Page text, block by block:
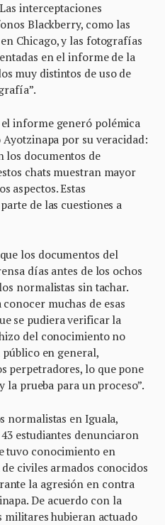
interceptaciones
Blackberry, como las
Chicago, y las fotografías
en el informe de la
muy distintos de uso de
informe generó polémica
por su veracidad:
los documentos de
chats muestran mayor
aspectos. Estas
de las cuestiones a
los documentos del
días antes de los ochos
normalistas sin tachar.
muchas de esas
se pudiera verificar la
del conocimiento no
público en general,
perpetradores, lo que pone
prueba para un proceso”.
normalistas en Iguala,
estudiantes denunciaron
tuvo conocimiento en
civiles armados conocidos
la agresión en contra
De acuerdo con la
hubieran actuado